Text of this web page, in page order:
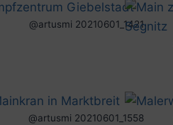
@artusmi 20210601_1421
@artusmi 20210601_1558